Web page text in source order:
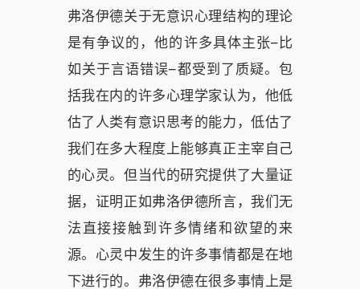
弗洛伊德关于无意识心理结构的理论
是有争议的，他的许多具体主张–比
如关于言语错误–都受到了质疑。包
括我在内的许多心理学家认为，他低
估了人类有意识思考的能力，低估了
我们在多大程度上能够真正主宰自己
的心灵。但当代的研究提供了大量证
据，证明正如弗洛伊德所言，我们无
法直接接触到许多情绪和欲望的来
源。心灵中发生的许多事情都是在地
下进行的。弗洛伊德在很多事情上是